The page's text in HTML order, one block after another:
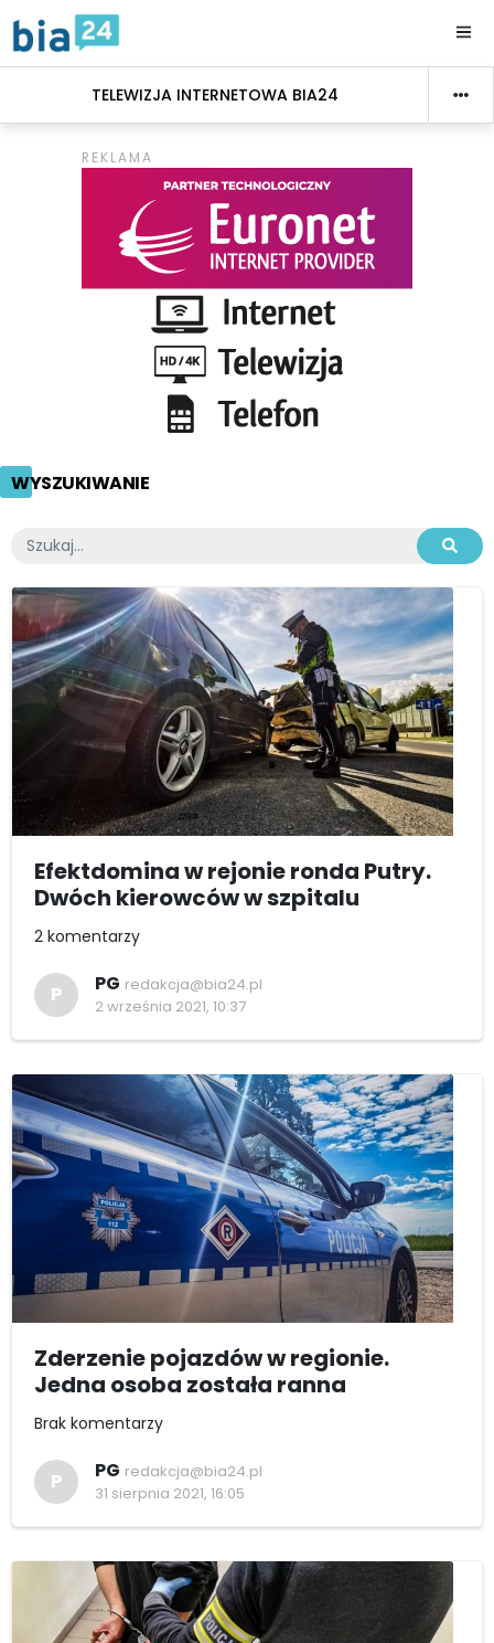
TELEWIZJA INTERNETOWA BIA24
WYSZUKIWANIE
Efektdomina w rejonie ronda Putry.
Dwóch kierowców w szpitalu
2 komentarzy
P PG redakcja@bia24.pl
2 września 2021, 10:37
Zderzenie pojazdów w regionie.
Jedna osoba została ranna
Brak komentarzy
P PG redakcja@bia24.pl
31 sierpnia 2021, 16:05